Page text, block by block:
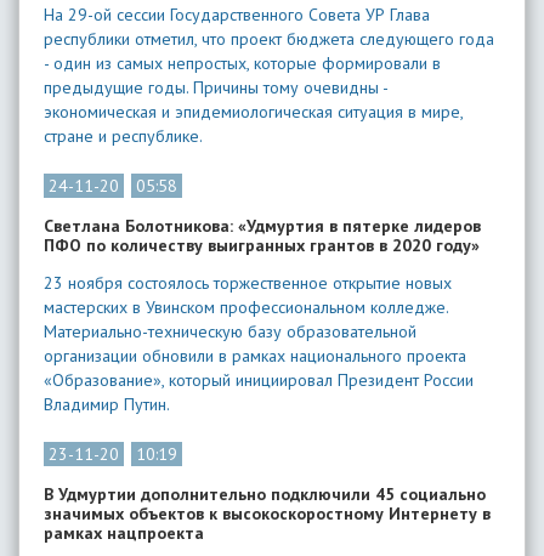
На 29-ой сессии Государственного Совета УР Глава
республики отметил, что проект бюджета следующего года
- один из самых непростых, которые формировали в
предыдущие годы. Причины тому очевидны -
экономическая и эпидемиологическая ситуация в мире,
стране и республике.
24-11-20
05:58
Светлана Болотникова: «Удмуртия в пятерке лидеров
ПФО по количеству выигранных грантов в 2020 году»
23 ноября состоялось торжественное открытие новых
мастерских в Увинском профессиональном колледже.
Материально-техническую базу образовательной
организации обновили в рамках национального проекта
«Образование», который инициировал Президент России
Владимир Путин.
23-11-20
10:19
В Удмуртии дополнительно подключили 45 социально
значимых объектов к высокоскоростному Интернету в
рамках нацпроекта